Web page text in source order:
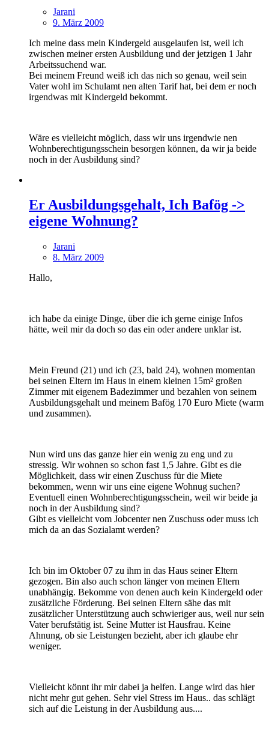
Jarani
9. März 2009
Ich meine dass mein Kindergeld ausgelaufen ist, weil ich
zwischen meiner ersten Ausbildung und der jetzigen 1 Jahr
Arbeitssuchend war.
Bei meinem Freund weiß ich das nich so genau, weil sein
Vater wohl im Schulamt nen alten Tarif hat, bei dem er noch
irgendwas mit Kindergeld bekommt.
Wäre es vielleicht möglich, dass wir uns irgendwie nen
Wohnberechtigungsschein besorgen können, da wir ja beide
noch in der Ausbildung sind?
Er Ausbildungsgehalt, Ich Bafög ->
eigene Wohnung?
Jarani
8. März 2009
Hallo,
ich habe da einige Dinge, über die ich gerne einige Infos
hätte, weil mir da doch so das ein oder andere unklar ist.
Mein Freund (21) und ich (23, bald 24), wohnen momentan
bei seinen Eltern im Haus in einem kleinen 15m² großen
Zimmer mit eigenem Badezimmer und bezahlen von seinem
Ausbildungsgehalt und meinem Bafög 170 Euro Miete (warm
und zusammen).
Nun wird uns das ganze hier ein wenig zu eng und zu
stressig. Wir wohnen so schon fast 1,5 Jahre. Gibt es die
Möglichkeit, dass wir einen Zuschuss für die Miete
bekommen, wenn wir uns eine eigene Wohnug suchen?
Eventuell einen Wohnberechtigungsschein, weil wir beide ja
noch in der Ausbildung sind?
Gibt es vielleicht vom Jobcenter nen Zuschuss oder muss ich
mich da an das Sozialamt werden?
Ich bin im Oktober 07 zu ihm in das Haus seiner Eltern
gezogen. Bin also auch schon länger von meinen Eltern
unabhängig. Bekomme von denen auch kein Kindergeld oder
zusätzliche Förderung. Bei seinen Eltern sähe das mit
zusätzlicher Unterstützung auch schwieriger aus, weil nur sein
Vater berufstätig ist. Seine Mutter ist Hausfrau. Keine
Ahnung, ob sie Leistungen bezieht, aber ich glaube ehr
weniger.
Vielleicht könnt ihr mir dabei ja helfen. Lange wird das hier
nicht mehr gut gehen. Sehr viel Stress im Haus.. das schlägt
sich auf die Leistung in der Ausbildung aus....